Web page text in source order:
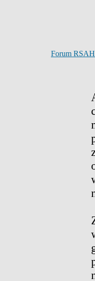
Forum RSAH